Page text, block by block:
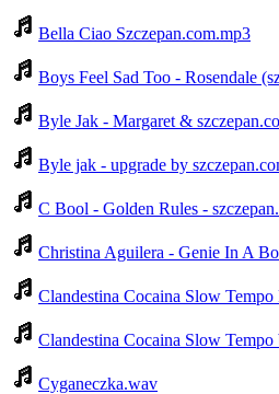
Bella Ciao Szczepan.com.mp3
Boys Feel Sad Too - Rosendale
Byle Jak - Margaret &
Byle jak - upgrade by
C Bool - Golden Rules -
Christina Aguilera - Genie In A
Clandestina Cocaina Slow
Clandestina Cocaina Slow Tempo
Cyganeczka.wav